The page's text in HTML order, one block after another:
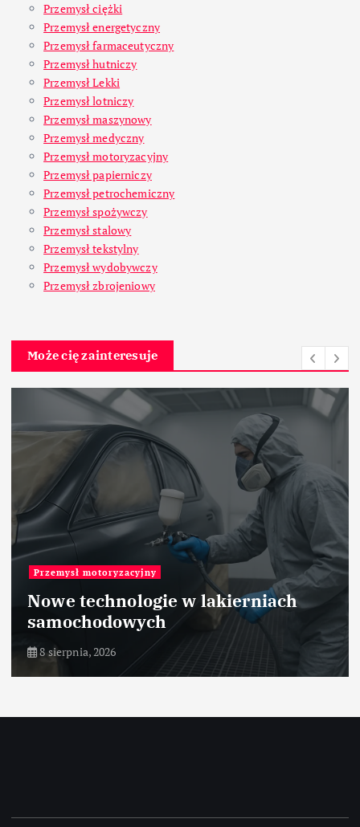
Przemysł ciężki
Przemysł energetyczny
Przemysł farmaceutyczny
Przemysł hutniczy
Przemysł Lekki
Przemysł lotniczy
Przemysł maszynowy
Przemysł medyczny
Przemysł motoryzacyjny
Przemysł papierniczy
Przemysł petrochemiczny
Przemysł spożywczy
Przemysł stalowy
Przemysł tekstylny
Przemysł wydobywczy
Przemysł zbrojeniowy
Może cię zainteresuje
Przemysł motoryzacyjny
Nowe technologie w lakierniach
samochodowych
8 sierpnia, 2026